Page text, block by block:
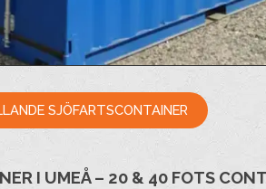
SJÖFARTSCONTAINER
I UMEÅ – 20 & 40 FOTS